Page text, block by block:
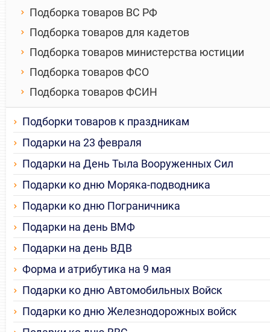
Подборка товаров ВС РФ
Подборка товаров для кадетов
Подборка товаров министерства юстиции
Подборка товаров ФСО
Подборка товаров ФСИН
Подборки товаров к праздникам
Подарки на 23 февраля
Подарки на День Тыла Вооруженных Сил
Подарки ко дню Моряка-подводника
Подарки ко дню Пограничника
Подарки на день ВМФ
Подарки на день ВДВ
Форма и атрибутика на 9 мая
Подарки ко дню Автомобильных Войск
Подарки ко дню Железнодорожных войск